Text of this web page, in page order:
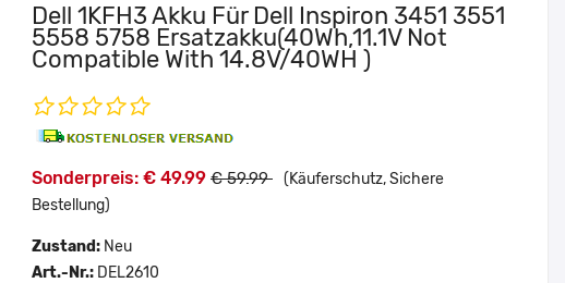
Dell 1KFH3 Akku Für Dell Inspiron 3451 3551
5558 5758 Ersatzakku(40Wh,11.1V Not
Compatible With 14.8V/40WH )
Sonderpreis: € 49.99 € 59.99 (Käuferschutz, Sichere
Bestellung)
Zustand: Neu
Art.-Nr.: DEL2610